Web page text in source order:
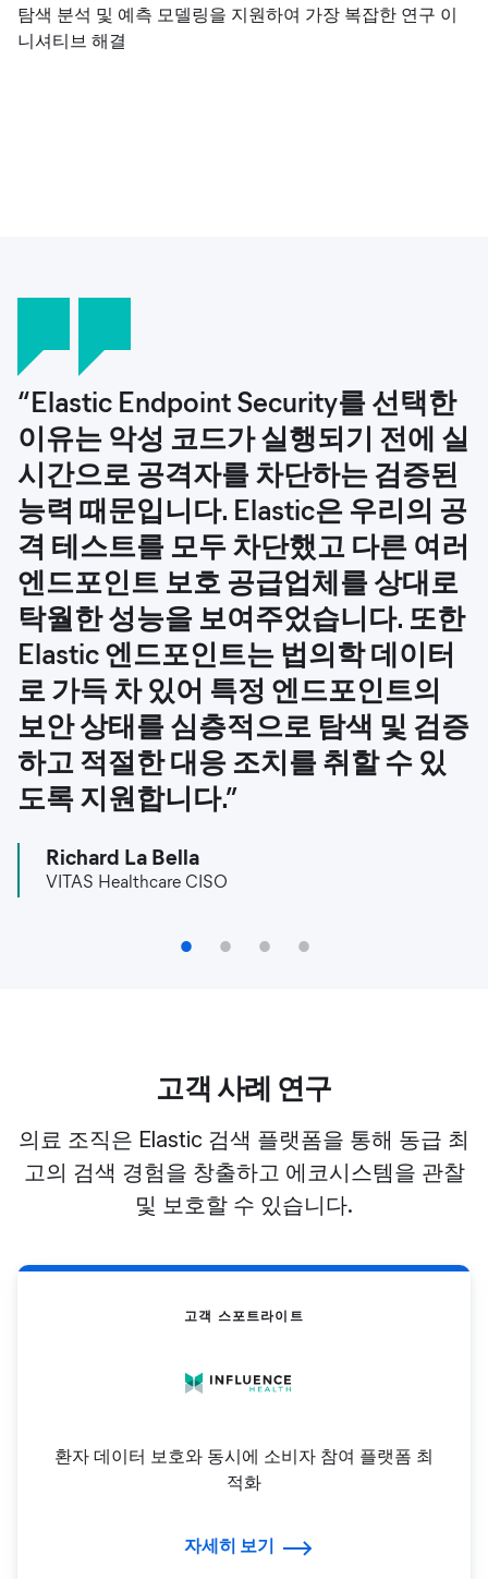
탐색 분석 및 예측 모델링을 지원하여 가장 복잡한 연구 이
니셔티브 해결
“Elastic Endpoint Security를 선택한
이유는 악성 코드가 실행되기 전에 실
시간으로 공격자를 차단하는 검증된
능력 때문입니다. Elastic은 우리의 공
격 테스트를 모두 차단했고 다른 여러
엔드포인트 보호 공급업체를 상대로
탁월한 성능을 보여주었습니다. 또한
Elastic 엔드포인트는 법의학 데이터
로 가득 차 있어 특정 엔드포인트의
보안 상태를 심층적으로 탐색 및 검증
하고 적절한 대응 조치를 취할 수 있
도록 지원합니다.”
Richard La Bella
VITAS Healthcare CISO
“우리의 목표는 데이터를 Scientific
Data Cloud라는 단일 장소로 가져오
되 컨텍스트와 함께 가져와서 어떤 용
도로 사용하든 항상 데이터를 찾고 사
용할 수 있도록 하는 것이었습니다.
우리가 얻기 시작한 방대한 양의 정보
를 컨텍스트화하는 작업을 효과적으
로 수행하기 위해서는 Elasticsearch
와 같은 기술이 필요하다는 것을 깨닫
게 되었습니다."
Jim Silva
Pfizer Digital 이사
“의료 서비스 회사에서는 사소한 운
영 중단도 매우 큰 영향을 미칩니다.
매 순간이 중요합니다. 고객들은 조명
을 켜는 것처럼 애플리케이션이 언제
든지 사용 가능하여 기술이 아니라 환
자에게 집중할 수 있기를 기대합니다.
즉, 근본 원인 파악 및 조치가 최대한
빨리 이루어져야 합니다.”
Chris Asby
Cerner 인프라 및 운영 담당 부사장
“병리학은 귀중한 비정형 데이터가
상당히 많은 분야이지만, 더는 EMR
에서 병리학 데이터를 의미 있는 방식
으로 검색할 수 없는 한계에 부딪혔습
니다. 옵션을 검토한 후 검색 기술로
Elasticsearch를 사용하기로 결정했
습니다.”
Shehzad Sheikh
UCLA Health 분석 솔루션 부문 관리자
1 2 3 4
고객 사례 연구
의료 조직은 Elastic 검색 플랫폼을 통해 동급 최
고의 검색 경험을 창출하고 에코시스템을 관찰
및 보호할 수 있습니다.
고객 스포트라이트
환자 데이터 보호와 동시에 소비자 참여 플랫폼 최
적화
자세히 보기